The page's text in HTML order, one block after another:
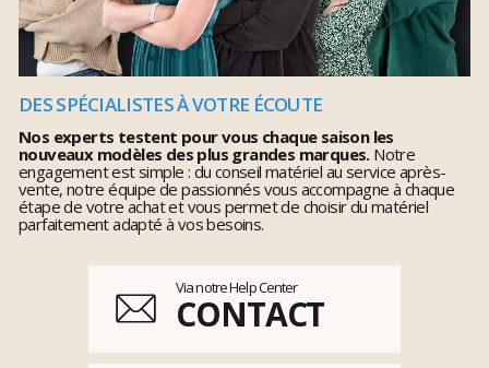
DES SPÉCIALISTES À VOTRE ÉCOUTE
Nos experts testent pour vous chaque saison les
nouveaux modèles des plus grandes marques.Notre
engagement est simple : du conseil matériel au service après-
vente, notre équipe de passionnés vous accompagne à chaque
étape de votre achat et vous permet de choisir du matériel
parfaitement adapté à vos besoins.
Via notre Help Center
CONTACT